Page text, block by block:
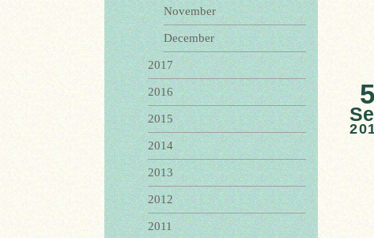
November
December
2017
2016
2015
2014
2013
2012
2011
5